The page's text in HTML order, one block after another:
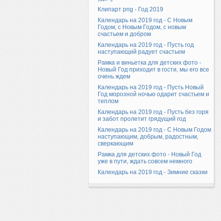
Клипарт png - Год 2019
Календарь на 2019 год - С Новым
Годом, с Новым Годом, с новым
счастьем и добром
Календарь на 2019 год - Пусть год
наступающий радует счастьем
Рамка и виньетка для детских фото -
Новый Год приходит в гости, мы его все
очень ждем
Календарь на 2019 год - Пусть Новый
Год морозной ночью одарит счастьем и
теплом
Календарь на 2019 год - Пусть без горя
и забот пролетит грядущий год
Календарь на 2019 год - С Новым Годом
наступающим, добрым, радостным,
сверкающим
Рамка для детских фото - Новый Год
уже в пути, ждать совсем немного
Календарь на 2019 год - Зимние сказки